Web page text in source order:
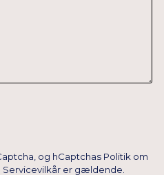
og hCaptchas Politik om
Servicevilkår er gældende.